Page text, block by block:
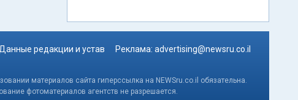
Данные редакции и устав Реклама: advertising@newsru.co.il
материалов сайта гиперссылка на NEWSru.co.il обязательна.
фотоматериалов агентств не разрешается.